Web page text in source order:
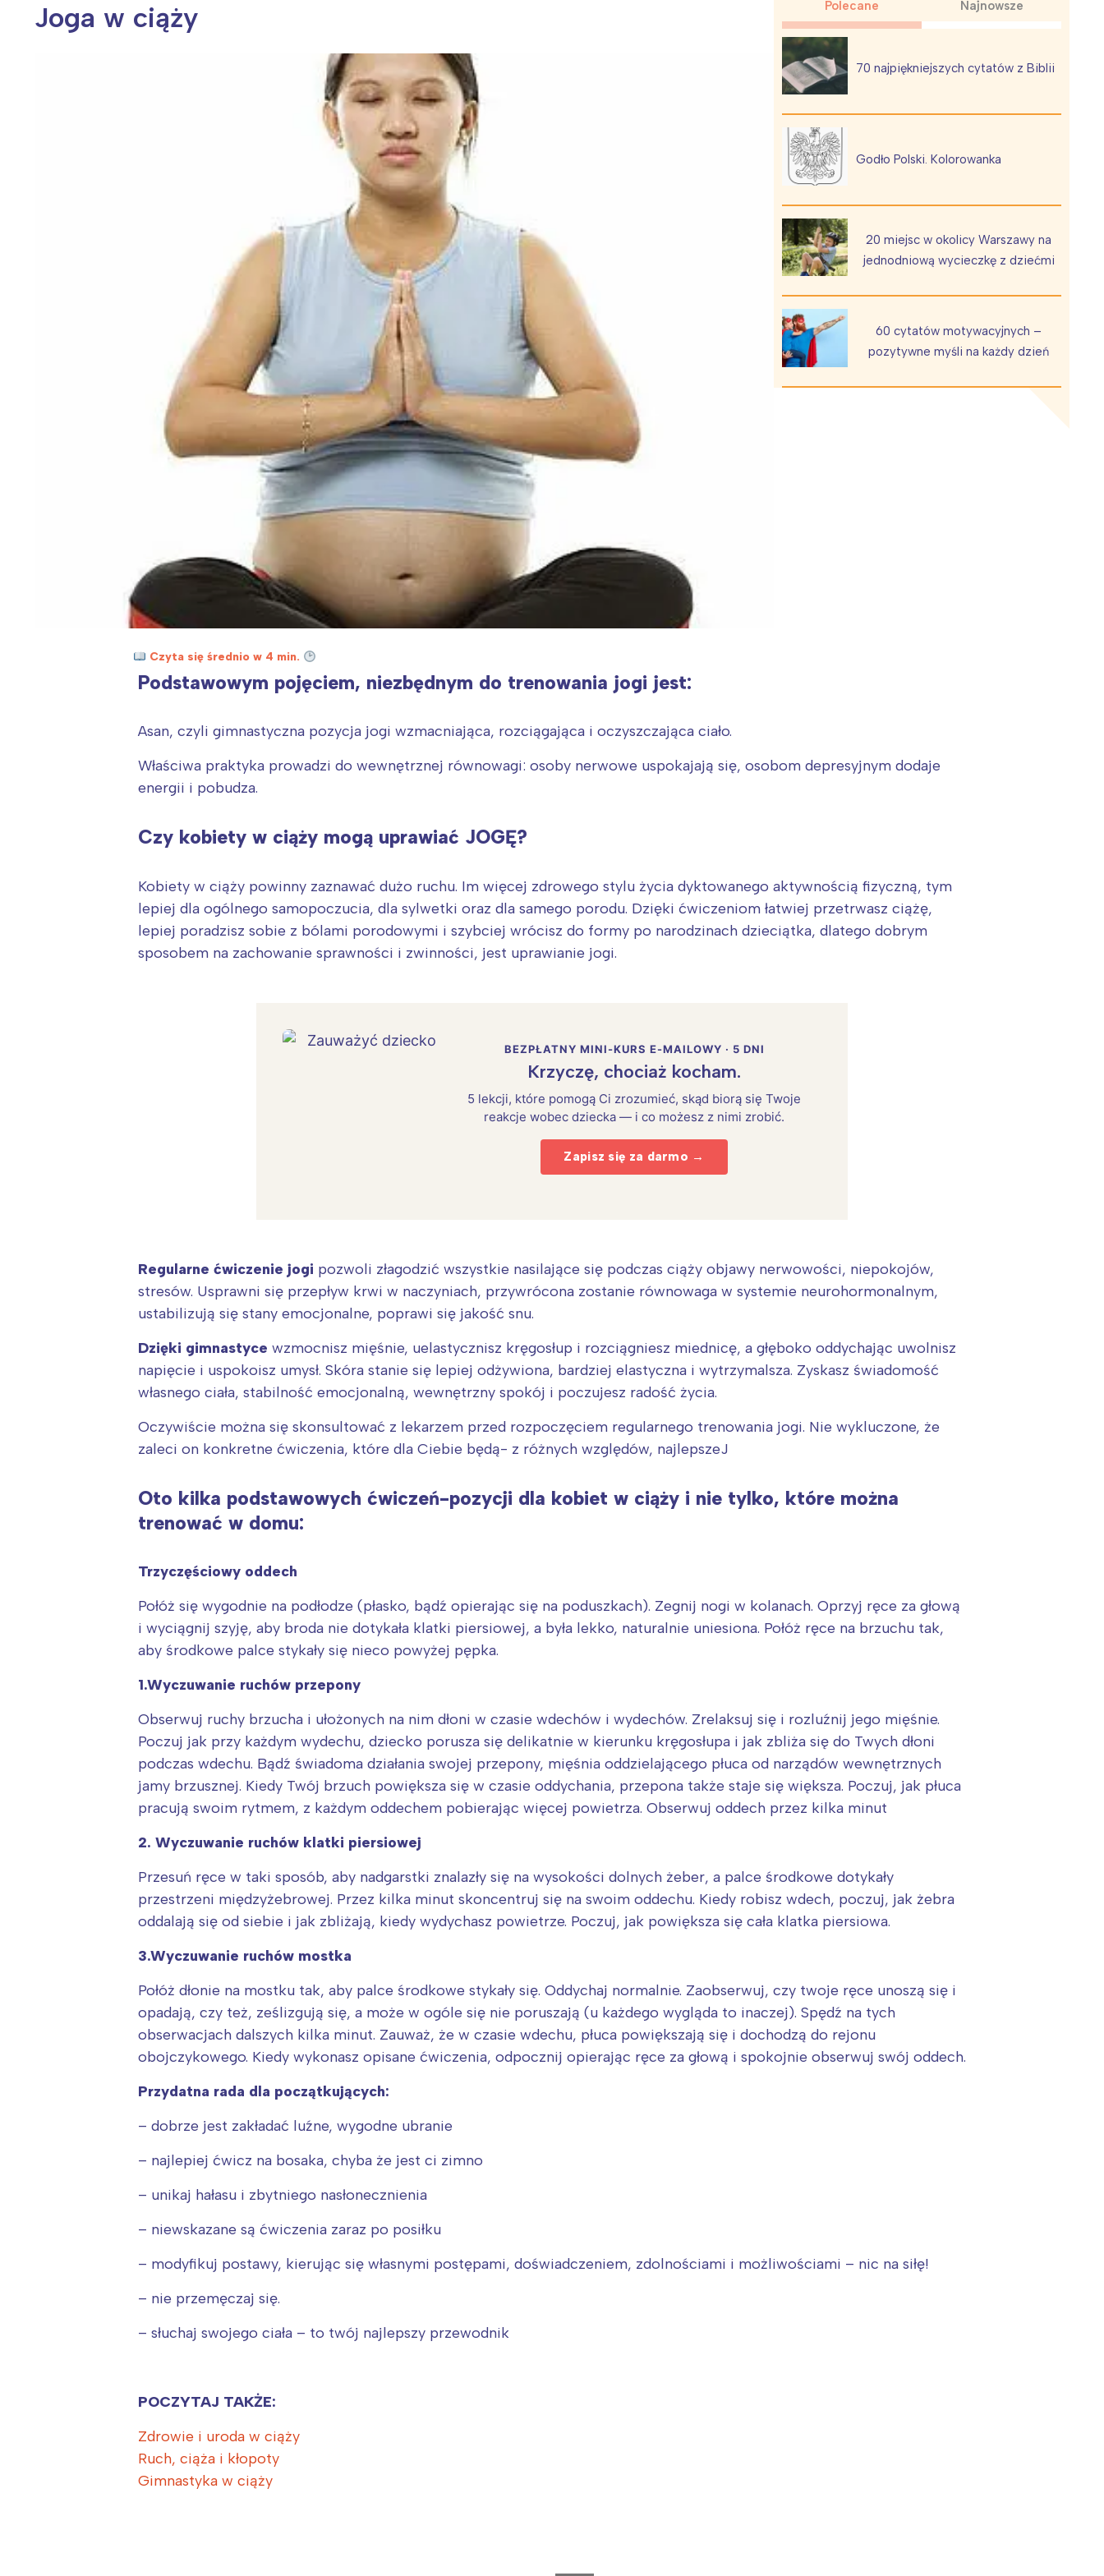
Kwitnąca wiśnia i jej płatki
Joga w ciąży Polecane Najnowsze
70 najpiękniejszych cytatów z Biblii
Godło Polski. Kolorowanka
20 miejsc w okolicy Warszawy na
jednodniową wycieczkę z dziećmi
60 cytatów motywacyjnych –
pozytywne myśli na każdy dzień
Czyta się średnio w 4 min.
Podstawowym pojęciem, niezbędnym do trenowania jogi jest:
Asan, czyli gimnastyczna pozycja jogi wzmacniająca, rozciągająca i oczyszczająca ciało.
Właściwa praktyka prowadzi do wewnętrznej równowagi: osoby nerwowe uspokajają się, osobom depresyjnym dodaje
energii i pobudza.
Czy kobiety w ciąży mogą uprawiać JOGĘ?
Kobiety w ciąży powinny zaznawać dużo ruchu. Im więcej zdrowego stylu życia dyktowanego aktywnością fizyczną, tym
lepiej dla ogólnego samopoczucia, dla sylwetki oraz dla samego porodu. Dzięki ćwiczeniom łatwiej przetrwasz ciążę,
lepiej poradzisz sobie z bólami porodowymi i szybciej wrócisz do formy po narodzinach dzieciątka, dlatego dobrym
sposobem na zachowanie sprawności i zwinności, jest uprawianie jogi.
BEZPŁATNY MINI-KURS E-MAILOWY · 5 DNI
Krzyczę, chociaż kocham.
5 lekcji, które pomogą Ci zrozumieć, skąd biorą się Twoje
reakcje wobec dziecka — i co możesz z nimi zrobić.
Zapisz się za darmo →
Regularne ćwiczenie jogi pozwoli złagodzić wszystkie nasilające się podczas ciąży objawy nerwowości, niepokojów,
stresów. Usprawni się przepływ krwi w naczyniach, przywrócona zostanie równowaga w systemie neurohormonalnym,
ustabilizują się stany emocjonalne, poprawi się jakość snu.
Dzięki gimnastyce wzmocnisz mięśnie, uelastycznisz kręgosłup i rozciągniesz miednicę, a głęboko oddychając uwolnisz
napięcie i uspokoisz umysł. Skóra stanie się lepiej odżywiona, bardziej elastyczna i wytrzymalsza. Zyskasz świadomość
własnego ciała, stabilność emocjonalną, wewnętrzny spokój i poczujesz radość życia.
Oczywiście można się skonsultować z lekarzem przed rozpoczęciem regularnego trenowania jogi. Nie wykluczone, że
zaleci on konkretne ćwiczenia, które dla Ciebie będą- z różnych względów, najlepszeJ
Oto kilka podstawowych ćwiczeń-pozycji dla kobiet w ciąży i nie tylko, które można
trenować w domu:
Trzyczęściowy oddech
Połóż się wygodnie na podłodze (płasko, bądź opierając się na poduszkach). Zegnij nogi w kolanach. Oprzyj ręce za głową
i wyciągnij szyję, aby broda nie dotykała klatki piersiowej, a była lekko, naturalnie uniesiona. Połóż ręce na brzuchu tak,
aby środkowe palce stykały się nieco powyżej pępka.
1.Wyczuwanie ruchów przepony
Obserwuj ruchy brzucha i ułożonych na nim dłoni w czasie wdechów i wydechów. Zrelaksuj się i rozluźnij jego mięśnie.
Poczuj jak przy każdym wydechu, dziecko porusza się delikatnie w kierunku kręgosłupa i jak zbliża się do Twych dłoni
podczas wdechu. Bądź świadoma działania swojej przepony, mięśnia oddzielającego płuca od narządów wewnętrznych
jamy brzusznej. Kiedy Twój brzuch powiększa się w czasie oddychania, przepona także staje się większa. Poczuj, jak płuca
pracują swoim rytmem, z każdym oddechem pobierając więcej powietrza. Obserwuj oddech przez kilka minut
2. Wyczuwanie ruchów klatki piersiowej
Przesuń ręce w taki sposób, aby nadgarstki znalazły się na wysokości dolnych żeber, a palce środkowe dotykały
przestrzeni międzyżebrowej. Przez kilka minut skoncentruj się na swoim oddechu. Kiedy robisz wdech, poczuj, jak żebra
oddalają się od siebie i jak zbliżają, kiedy wydychasz powietrze. Poczuj, jak powiększa się cała klatka piersiowa.
3.Wyczuwanie ruchów mostka
Połóż dłonie na mostku tak, aby palce środkowe stykały się. Oddychaj normalnie. Zaobserwuj, czy twoje ręce unoszą się i
opadają, czy też, ześlizgują się, a może w ogóle się nie poruszają (u każdego wygląda to inaczej). Spędź na tych
obserwacjach dalszych kilka minut. Zauważ, że w czasie wdechu, płuca powiększają się i dochodzą do rejonu
obojczykowego. Kiedy wykonasz opisane ćwiczenia, odpocznij opierając ręce za głową i spokojnie obserwuj swój oddech.
Przydatna rada dla początkujących:
– dobrze jest zakładać luźne, wygodne ubranie
– najlepiej ćwicz na bosaka, chyba że jest ci zimno
– unikaj hałasu i zbytniego nasłonecznienia
– niewskazane są ćwiczenia zaraz po posiłku
– modyfikuj postawy, kierując się własnymi postępami, doświadczeniem, zdolnościami i możliwościami – nic na siłę!
– nie przemęczaj się.
– słuchaj swojego ciała – to twój najlepszy przewodnik
POCZYTAJ TAKŻE:
Zdrowie i uroda w ciąży
Ruch, ciąża i kłopoty
Gimnastyka w ciąży
Interesują mnie wydarzenia z tego regionu:
Warszawa
Łódź
Poznań
Śląsk
Kraków
Północ